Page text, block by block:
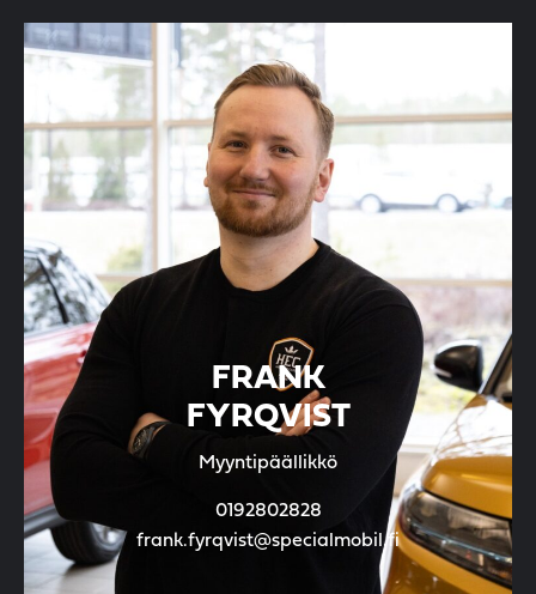
FRANK
FYRQVIST
Myyntipäällikkö
0192802828
frank.fyrqvist@specialmobil.fi